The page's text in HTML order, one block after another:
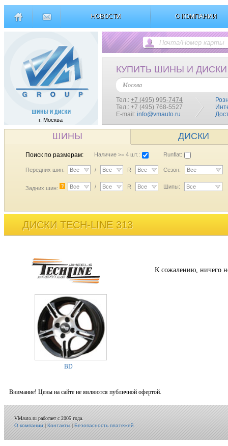
НОВОСТИ О КОМПАНИИ
г. Москва
КУПИТЬ ШИНЫ И ДИСКИ
Москва
Тел.: +7 (495) 995-7474
Тел.: +7 (495) 768-5527
E-mail: info@vmauto.ru
ШИНЫ ДИСКИ
Поиск по размерам: Наличие >= 4 шт.: Runflat:
Передних шин: Все / Все R Все Сезон: Все
Задних шин: ? Все / Все R Все Шипы: Все
ДИСКИ TECH-LINE 313
BD
К сожалению, ничего
Внимание! Цены на сайте не являются публичной офертой.
VMauto.ru работает с 2005 года.
О компании|Контакты|Безопасность платежей